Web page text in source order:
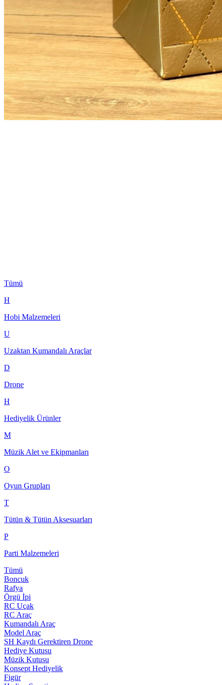
Tümü
H
Hobi Malzemeleri
U
Uzaktan Kumandalı Araçlar
D
Drone
H
Hediyelik Ürünler
M
Müzik Alet ve Ekipmanları
O
Oyun Grupları
T
Tütün & Tütün Aksesuarları
P
Parti Malzemeleri
Tümü
Boncuk
Rafya
Örgü İpi
RC Uçak
RC Araç
Kumandalı Araç
Model Araç
SH Kaydı Gerektiren Drone
Hediye Kutusu
Müzik Kutusu
Konsept Hediyelik
Figür